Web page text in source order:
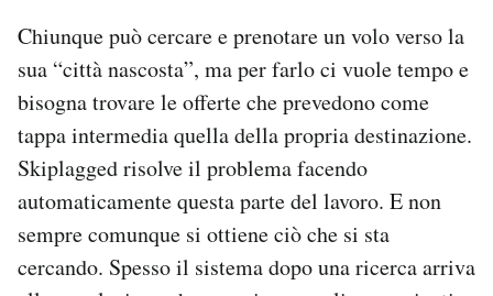
Chiunque può cercare e prenotare un volo verso la
sua “città nascosta”, ma per farlo ci vuole tempo e
bisogna trovare le offerte che prevedono come
tappa intermedia quella della propria destinazione.
Skiplagged risolve il problema facendo
automaticamente questa parte del lavoro. E non
sempre comunque si ottiene ciò che si sta
cercando. Spesso il sistema dopo una ricerca arriva